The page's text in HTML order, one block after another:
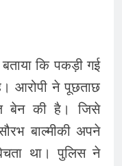
कि पकड़ी गई
आरोपी ने पूछताछ
बेन की है। जिसे
बाल्मीकी अपने
था। पुलिस ने